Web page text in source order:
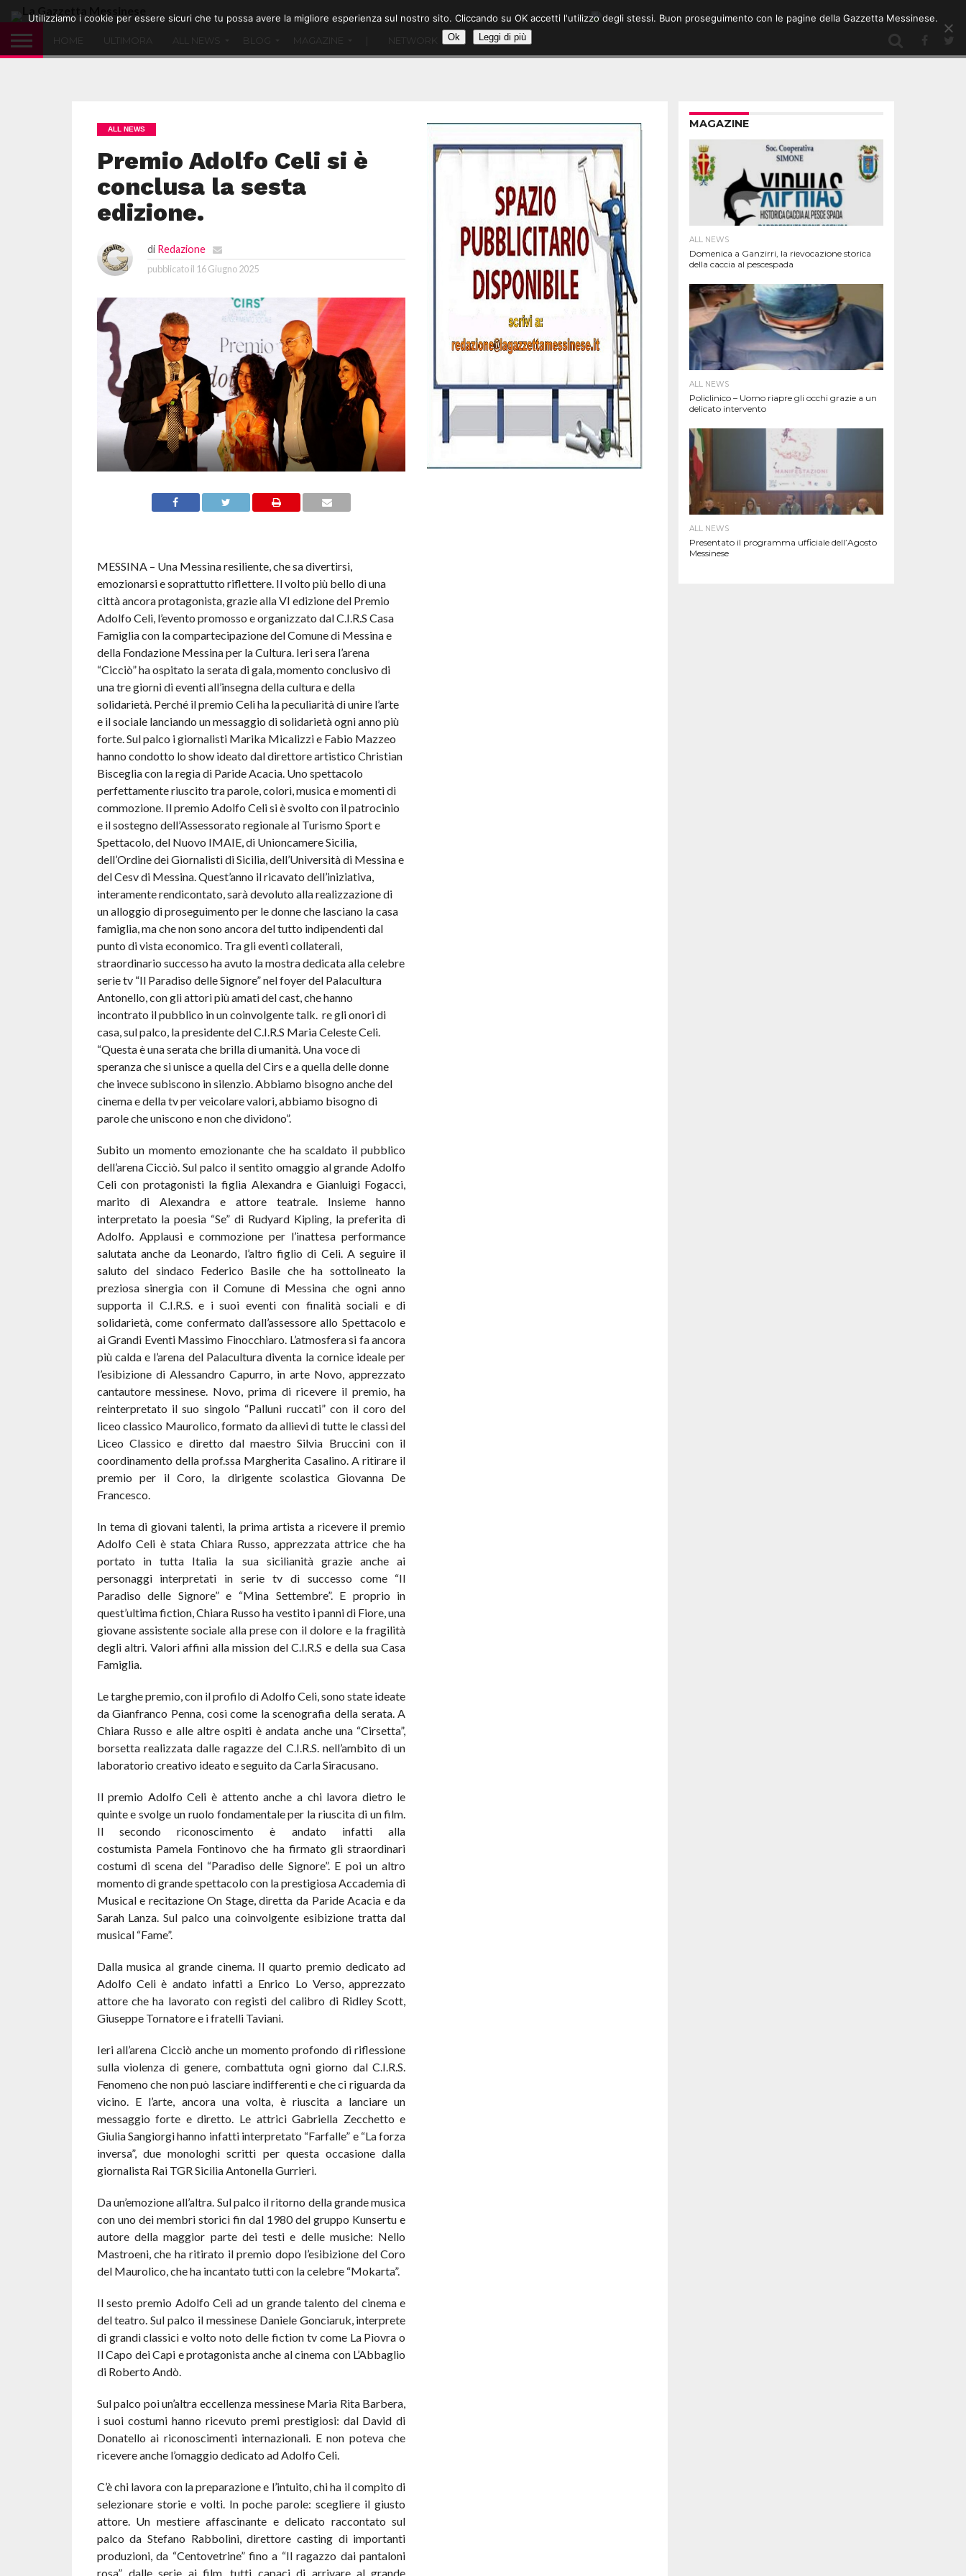
HOME ULTIMORA ALL NEWS BLOG MAGAZINE NETWORK
ALL NEWS
Premio Adolfo Celi si è
conclusa la sesta
edizione.
di Redazione
pubblicato il 16 Giugno 2025
MESSINA – Una Messina resiliente, che sa divertirsi,
emozionarsi e soprattutto riflettere. Il volto più bello di una
città ancora protagonista, grazie alla VI edizione del Premio
Adolfo Celi, l’evento promosso e organizzato dal C.I.R.S Casa
Famiglia con la compartecipazione del Comune di Messina e
della Fondazione Messina per la Cultura. Ieri sera l’arena
“Cicciò” ha ospitato la serata di gala, momento conclusivo di
una tre giorni di eventi all’insegna della cultura e della
solidarietà. Perché il premio Celi ha la peculiarità di unire l’arte
e il sociale lanciando un messaggio di solidarietà ogni anno più
forte. Sul palco i giornalisti Marika Micalizzi e Fabio Mazzeo
hanno condotto lo show ideato dal direttore artistico Christian
Bisceglia con la regia di Paride Acacia. Uno spettacolo
perfettamente riuscito tra parole, colori, musica e momenti di
commozione. Il premio Adolfo Celi si è svolto con il patrocinio
e il sostegno dell’Assessorato regionale al Turismo Sport e
Spettacolo, del Nuovo IMAIE, di Unioncamere Sicilia,
dell’Ordine dei Giornalisti di Sicilia, dell’Università di Messina e
del Cesv di Messina. Quest’anno il ricavato dell’iniziativa,
interamente rendicontato, sarà devoluto alla realizzazione di
un alloggio di proseguimento per le donne che lasciano la casa
famiglia, ma che non sono ancora del tutto indipendenti dal
punto di vista economico. Tra gli eventi collaterali,
straordinario successo ha avuto la mostra dedicata alla celebre
serie tv “Il Paradiso delle Signore” nel foyer del Palacultura
Antonello, con gli attori più amati del cast, che hanno
incontrato il pubblico in un coinvolgente talk. re gli onori di
casa, sul palco, la presidente del C.I.R.S Maria Celeste Celi.
“Questa è una serata che brilla di umanità. Una voce di
speranza che si unisce a quella del Cirs e a quella delle donne
che invece subiscono in silenzio. Abbiamo bisogno anche del
cinema e della tv per veicolare valori, abbiamo bisogno di
parole che uniscono e non che dividono”.
Subito un momento emozionante che ha scaldato il pubblico
dell’arena Cicciò. Sul palco il sentito omaggio al grande Adolfo
Celi con protagonisti la figlia Alexandra e Gianluigi Fogacci,
marito di Alexandra e attore teatrale. Insieme hanno
interpretato la poesia “Se” di Rudyard Kipling, la preferita di
Adolfo. Applausi e commozione per l’inattesa performance
salutata anche da Leonardo, l’altro figlio di Celi. A seguire il
saluto del sindaco Federico Basile che ha sottolineato la
preziosa sinergia con il Comune di Messina che ogni anno
supporta il C.I.R.S. e i suoi eventi con finalità sociali e di
solidarietà, come confermato dall’assessore allo Spettacolo e
ai Grandi Eventi Massimo Finocchiaro. L’atmosfera si fa ancora
più calda e l’arena del Palacultura diventa la cornice ideale per
l’esibizione di Alessandro Capurro, in arte Novo, apprezzato
cantautore messinese. Novo, prima di ricevere il premio, ha
reinterpretato il suo singolo “Palluni ruccati” con il coro del
liceo classico Maurolico, formato da allievi di tutte le classi del
Liceo Classico e diretto dal maestro Silvia Bruccini con il
coordinamento della prof.ssa Margherita Casalino. A ritirare il
premio per il Coro, la dirigente scolastica Giovanna De
Francesco.
In tema di giovani talenti, la prima artista a ricevere il premio
Adolfo Celi è stata Chiara Russo, apprezzata attrice che ha
portato in tutta Italia la sua sicilianità grazie anche ai
personaggi interpretati in serie tv di successo come “Il
Paradiso delle Signore” e “Mina Settembre”. E proprio in
quest’ultima fiction, Chiara Russo ha vestito i panni di Fiore, una
giovane assistente sociale alla prese con il dolore e la fragilità
degli altri. Valori affini alla mission del C.I.R.S e della sua Casa
Famiglia.
Le targhe premio, con il profilo di Adolfo Celi, sono state ideate
da Gianfranco Penna, così come la scenografia della serata. A
Chiara Russo e alle altre ospiti è andata anche una “Cirsetta”,
borsetta realizzata dalle ragazze del C.I.R.S. nell’ambito di un
laboratorio creativo ideato e seguito da Carla Siracusano.
Il premio Adolfo Celi è attento anche a chi lavora dietro le
quinte e svolge un ruolo fondamentale per la riuscita di un film.
Il secondo riconoscimento è andato infatti alla
costumista Pamela Fontinovo che ha firmato gli straordinari
costumi di scena del “Paradiso delle Signore”. E poi un altro
momento di grande spettacolo con la prestigiosa Accademia di
Musical e recitazione On Stage, diretta da Paride Acacia e da
Sarah Lanza. Sul palco una coinvolgente esibizione tratta dal
musical “Fame”.
Dalla musica al grande cinema. Il quarto premio dedicato ad
Adolfo Celi è andato infatti a Enrico Lo Verso, apprezzato
attore che ha lavorato con registi del calibro di Ridley Scott,
Giuseppe Tornatore e i fratelli Taviani.
Ieri all’arena Cicciò anche un momento profondo di riflessione
sulla violenza di genere, combattuta ogni giorno dal C.I.R.S.
Fenomeno che non può lasciare indifferenti e che ci riguarda da
vicino. E l’arte, ancora una volta, è riuscita a lanciare un
messaggio forte e diretto. Le attrici Gabriella Zecchetto e
Giulia Sangiorgi hanno infatti interpretato “Farfalle” e “La forza
inversa”, due monologhi scritti per questa occasione dalla
giornalista Rai TGR Sicilia Antonella Gurrieri.
Da un’emozione all’altra. Sul palco il ritorno della grande musica
con uno dei membri storici fin dal 1980 del gruppo Kunsertu e
autore della maggior parte dei testi e delle musiche: Nello
Mastroeni, che ha ritirato il premio dopo l’esibizione del Coro
del Maurolico, che ha incantato tutti con la celebre “Mokarta”.
Il sesto premio Adolfo Celi ad un grande talento del cinema e
del teatro. Sul palco il messinese Daniele Gonciaruk, interprete
di grandi classici e volto noto delle fiction tv come La Piovra o
Il Capo dei Capi e protagonista anche al cinema con L’Abbaglio
di Roberto Andò.
Sul palco poi un’altra eccellenza messinese Maria Rita Barbera,
i suoi costumi hanno ricevuto premi prestigiosi: dal David di
Donatello ai riconoscimenti internazionali. E non poteva che
ricevere anche l’omaggio dedicato ad Adolfo Celi.
C’è chi lavora con la preparazione e l’intuito, chi ha il compito di
selezionare storie e volti. In poche parole: scegliere il giusto
attore. Un mestiere affascinante e delicato raccontato sul
palco da Stefano Rabbolini, direttore casting di importanti
produzioni, da “Centovetrine” fino a “Il ragazzo dai pantaloni
rosa”, dalle serie ai film, tutti capaci di arrivare al grande
MAGAZINE
ALL NEWS
Domenica a Ganzirri, la rievocazione storica
della caccia al pescespada
ALL NEWS
Policlinico – Uomo riapre gli occhi grazie a un
delicato intervento
ALL NEWS
Presentato il programma ufficiale dell’Agosto
Messinese
Utilizziamo i cookie per essere sicuri che tu possa avere la migliore esperienza sul nostro sito. Cliccando su OK accetti l'utilizzo degli stessi. Buon proseguimento con le pagine della Gazzetta Messinese.
Ok Leggi di più